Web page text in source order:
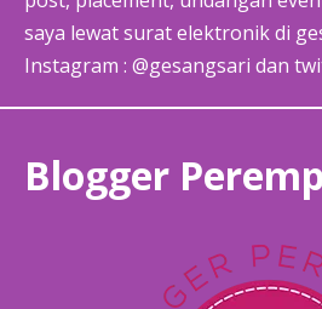
saya lewat surat elektronik di
Instagram : @gesangsari dan
Blogger